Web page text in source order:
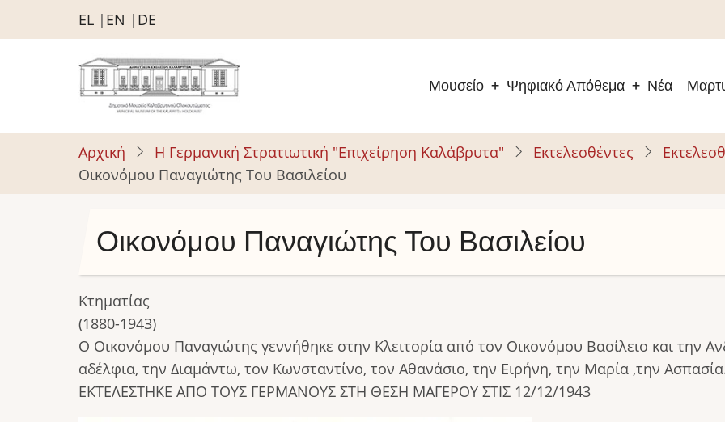
Παράκαμψη
προς
περιεχόμενο
EL EN DE
Μουσείο Ψηφιακό Απόθεμα Νέα
Αρχική Η Γερμανική Στρατιωτική "Επιχείρηση Καλάβρυτα" Εκτελεσθέντες
Οικονόμου Παναγιώτης Του Βασιλείου
Οικονόμου Παναγιώτης Του Βασιλείου
Κτηματίας
(1880-1943)
Ο Οικονόμου Παναγιώτης γεννήθηκε στην Κλειτορία από τον Οικονόμου Βασίλειο και την
αδέλφια, την Διαμάντω, τον Κωνσταντίνο, τον Αθανάσιο, την Ειρήνη, την Μαρία ,την
ΕΚΤΕΛΕΣΤΗΚΕ ΑΠΟ ΤΟΥΣ ΓΕΡΜΑΝΟΥΣ ΣΤΗ ΘΕΣΗ ΜΑΓΕΡΟΥ ΣΤΙΣ 12/12/1943